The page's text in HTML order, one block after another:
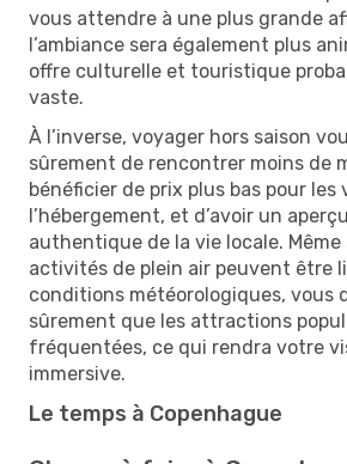
vous attendre à une plus grande
l’ambiance sera également plus
offre culturelle et touristique
vaste.
À l’inverse, voyager hors saison
sûrement de rencontrer moins de
bénéficier de prix plus bas pour les
l’hébergement, et d’avoir un
authentique de la vie locale.
activités de plein air peuvent être
conditions météorologiques, vous
sûrement que les attractions
fréquentées, ce qui rendra votre
immersive.
Le temps à Copenhague